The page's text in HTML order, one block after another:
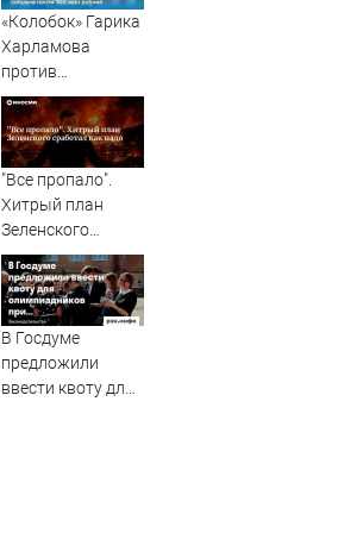
«Колобок» Гарика
Харламова
против
«Человека-паука»:
В сети разгорелся
грандиозный
скандал — а
картина уже
собрала почти
"Все пропало".
Хитрый план
Зеленского
сработал как
надо
В Госдуме
предложили
ввести квоту для